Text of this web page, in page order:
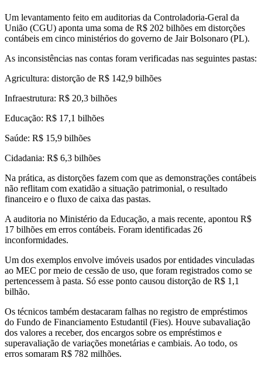
Um levantamento feito em auditorias da Controladoria-Geral da
União (CGU) aponta uma soma de R$ 202 bilhões em distorções
contábeis em cinco ministérios do governo de Jair Bolsonaro (PL).
As inconsistências nas contas foram verificadas nas seguintes pastas:
Agricultura: distorção de R$ 142,9 bilhões
Infraestrutura: R$ 20,3 bilhões
Educação: R$ 17,1 bilhões
Saúde: R$ 15,9 bilhões
Cidadania: R$ 6,3 bilhões
Na prática, as distorções fazem com que as demonstrações contábeis
não reflitam com exatidão a situação patrimonial, o resultado
financeiro e o fluxo de caixa das pastas.
A auditoria no Ministério da Educação, a mais recente, apontou R$
17 bilhões em erros contábeis. Foram identificadas 26
inconformidades.
Um dos exemplos envolve imóveis usados por entidades vinculadas
ao MEC por meio de cessão de uso, que foram registrados como se
pertencessem à pasta. Só esse ponto causou distorção de R$ 1,1
bilhão.
Os técnicos também destacaram falhas no registro de empréstimos
do Fundo de Financiamento Estudantil (Fies). Houve subavaliação
dos valores a receber, dos encargos sobre os empréstimos e
superavaliação de variações monetárias e cambiais. Ao todo, os
erros somaram R$ 782 milhões.